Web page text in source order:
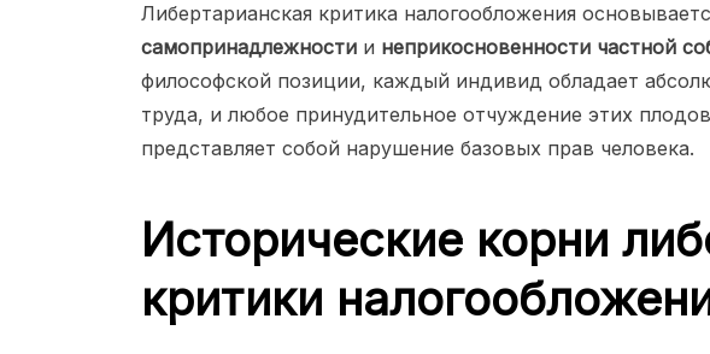
Либертарианская критика налогообложения
самопринадлежности и неприкосновенности частной
философской позиции, каждый индивид обладает
труда, и любое принудительное отчуждение этих
представляет собой нарушение базовых прав человека.
Исторические корни
критики